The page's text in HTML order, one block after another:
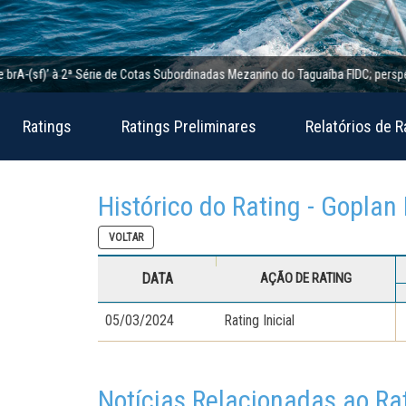
2ª Série de Cotas Subordinadas Mezanino do Taguaíba FIDC; perspectiva
Ratings Ratings Preliminares Relatórios de
Histórico do Rating - Goplan
VOLTAR
DATA AÇÃO DE RATING
05/03/2024 Rating Inicial